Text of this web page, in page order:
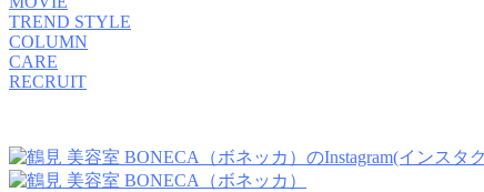
TREND STYLE
COLUMN
CARE
RECRUIT